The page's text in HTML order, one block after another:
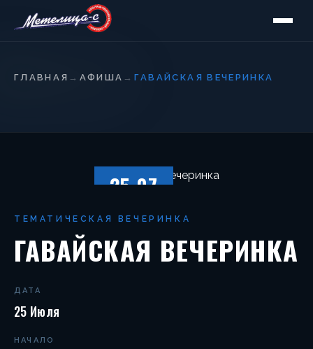
ГЛАВНАЯ → АФИША → ГАВАЙСКАЯ ВЕЧЕРИНКА
25.07
ТЕМАТИЧЕСКАЯ ВЕЧЕРИНКА
ГАВАЙСКАЯ ВЕЧЕРИНКА
ДАТА
25 Июля
НАЧАЛО